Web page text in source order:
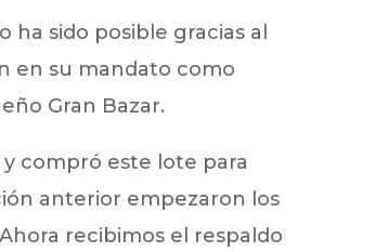
sido posible gracias al
en su mandato como
Gran Bazar.
y compró este lote para
anterior empezaron los
recibimos el respaldo